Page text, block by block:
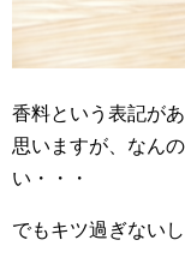
香料という表記が
思いますが、なん
い・・・
でもキツ過ぎない